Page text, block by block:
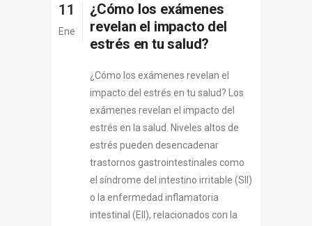
11
Ene
¿Cómo los exámenes
revelan el impacto del
estrés en tu salud?
¿Cómo los exámenes revelan el
impacto del estrés en tu salud? Los
exámenes revelan el impacto del
estrés en la salud. Niveles altos de
estrés pueden desencadenar
trastornos gastrointestinales como
el síndrome del intestino irritable (SII)
o la enfermedad inflamatoria
intestinal (EII), relacionados con la